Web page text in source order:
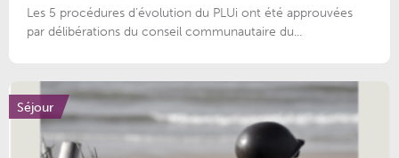
Les 5 procédures d’évolution du PLUi ont été approuvées
par délibérations du conseil communautaire du...
Séjour